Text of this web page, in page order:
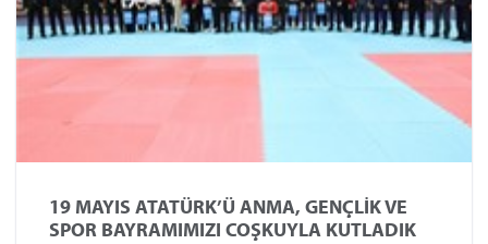
19 MAYIS ATATÜRK’Ü ANMA, GENÇLİK VE
SPOR BAYRAMIMIZI COŞKUYLA KUTLADIK